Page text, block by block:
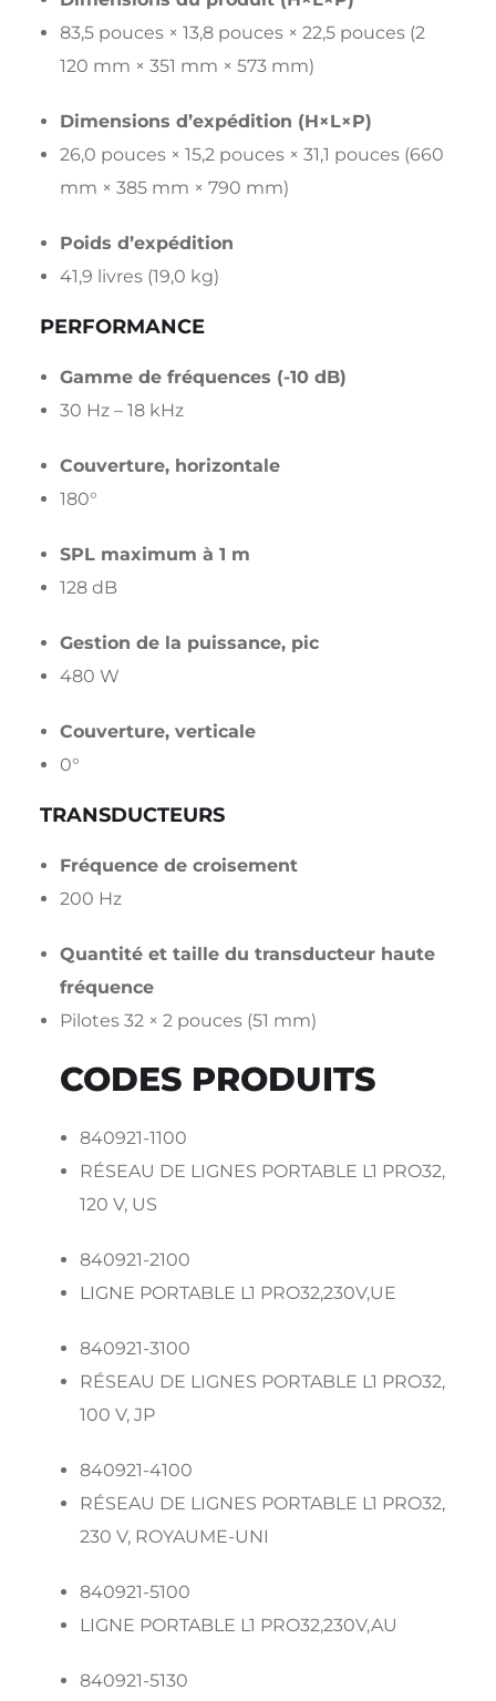
83,5 pouces × 13,8 pouces × 22,5 pouces (2
120 mm × 351 mm × 573 mm)
Dimensions d’expédition (H×L×P)
26,0 pouces × 15,2 pouces × 31,1 pouces (660
mm × 385 mm × 790 mm)
Poids d’expédition
41,9 livres (19,0 kg)
PERFORMANCE
Gamme de fréquences (-10 dB)
30 Hz – 18 kHz
Couverture, horizontale
180°
SPL maximum à 1 m
128 dB
Gestion de la puissance, pic
480 W
Couverture, verticale
0°
TRANSDUCTEURS
Fréquence de croisement
200 Hz
Quantité et taille du transducteur haute
fréquence
Pilotes 32 × 2 pouces (51 mm)
CODES PRODUITS
840921-1100
RÉSEAU DE LIGNES PORTABLE L1 PRO32,
120 V, US
840921-2100
LIGNE PORTABLE L1 PRO32,230V,UE
840921-3100
RÉSEAU DE LIGNES PORTABLE L1 PRO32,
100 V, JP
840921-4100
RÉSEAU DE LIGNES PORTABLE L1 PRO32,
230 V, ROYAUME-UNI
840921-5100
LIGNE PORTABLE L1 PRO32,230V,AU
840921-5130